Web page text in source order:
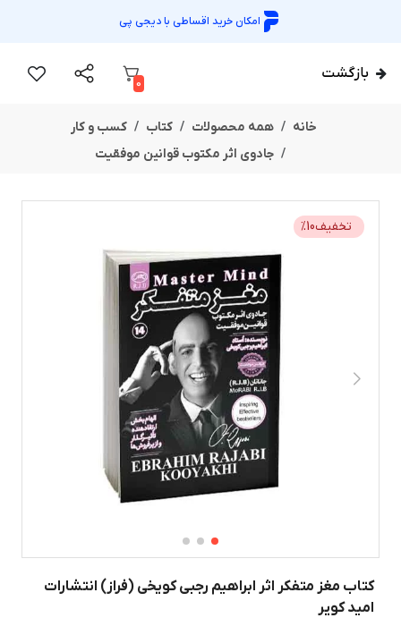
امکان خرید اقساطی بادیجی پی
بازگشت
0
خانه همه محصولات کتاب
کسب و کار
جادوی اثر مکتوب قوانین موفقیت
تخفیف %10
کتاب مغز متفکر اثر ابراهیم رجبی کویخی (فراز) انتشارات
امید کویر